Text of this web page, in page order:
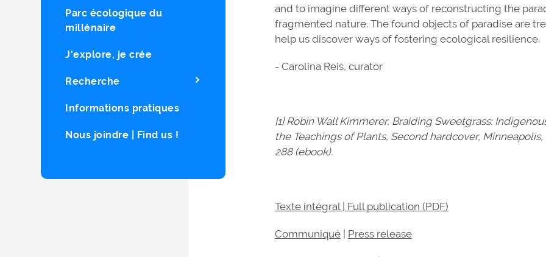
Parc écologique du
millénaire
J'explore, je crée
Recherche
Informations pratiques
Nous joindre | Find us !
and to imagine different ways of reconstructing the
fragmented nature. The found objects of paradise are
help us discover ways of fostering ecological resilience.
- Carolina Reis, curator
[1] Robin Wall Kimmerer, Braiding Sweetgrass:
the Teachings of Plants, Second hardcover,
288 (ebook).
Texte intégral | Full publication (PDF)
Communiqué | Press release